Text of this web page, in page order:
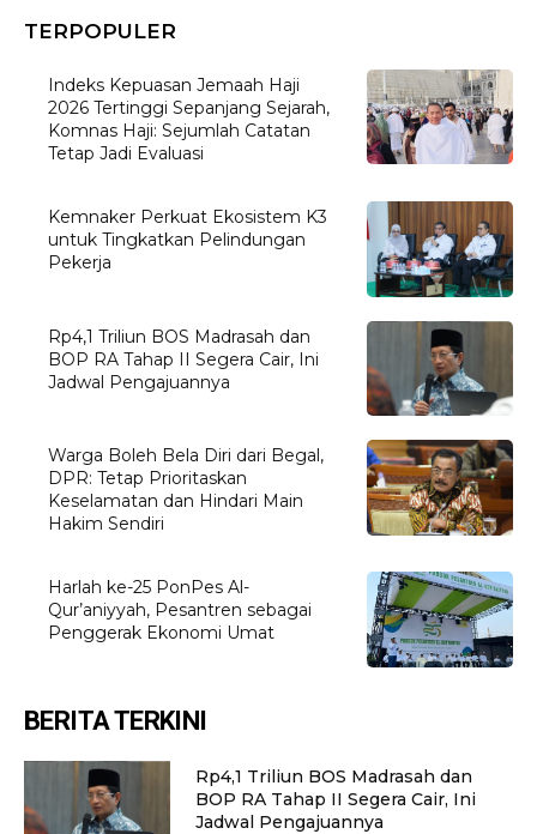
TERPOPULER
Indeks Kepuasan Jemaah Haji
2026 Tertinggi Sepanjang Sejarah,
Komnas Haji: Sejumlah Catatan
Tetap Jadi Evaluasi
Kemnaker Perkuat Ekosistem K3
untuk Tingkatkan Pelindungan
Pekerja
Rp4,1 Triliun BOS Madrasah dan
BOP RA Tahap II Segera Cair, Ini
Jadwal Pengajuannya
Warga Boleh Bela Diri dari Begal,
DPR: Tetap Prioritaskan
Keselamatan dan Hindari Main
Hakim Sendiri
Harlah ke-25 PonPes Al-
Qur’aniyyah, Pesantren sebagai
Penggerak Ekonomi Umat
BERITA TERKINI
Rp4,1 Triliun BOS Madrasah dan
BOP RA Tahap II Segera Cair, Ini
Jadwal Pengajuannya